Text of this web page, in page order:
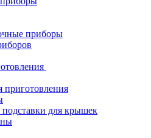
приборы
приготовления
для крышек